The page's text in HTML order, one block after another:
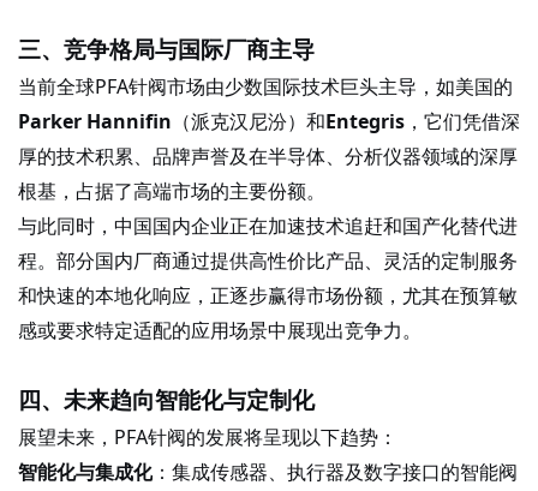
三、竞争格局与国际厂商主导
当前全球PFA针阀市场由少数国际技术巨头主导，如美国的
Parker Hannifin （派克汉尼汾）和Entegris ，它们凭借深
厚的技术积累、品牌声誉及在半导体、分析仪器领域的深厚
根基，占据了高端市场的主要份额。
与此同时，中国国内企业正在加速技术追赶和国产化替代进
程。部分国内厂商通过提供高性价比产品、灵活的定制服务
和快速的本地化响应，正逐步赢得市场份额，尤其在预算敏
感或要求特定适配的应用场景中展现出竞争力。
四、未来趋向智能化与定制化
展望未来， PFA针阀的发展将呈现以下趋势：
智能化与集成化 ：集成传感器、执行器及数字接口的智能阀